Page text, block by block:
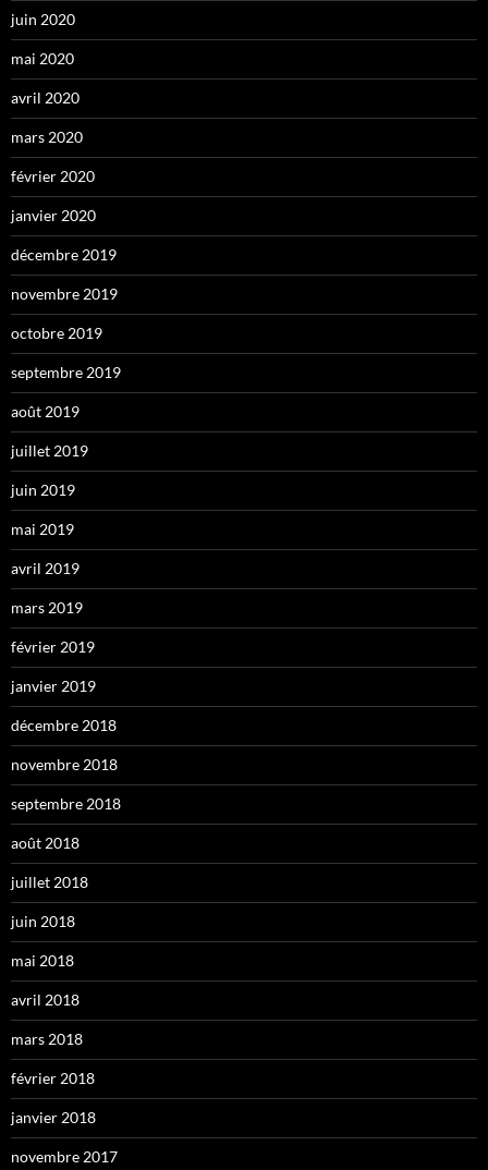
juin 2020
mai 2020
avril 2020
mars 2020
février 2020
janvier 2020
décembre 2019
novembre 2019
octobre 2019
septembre 2019
août 2019
juillet 2019
juin 2019
mai 2019
avril 2019
mars 2019
février 2019
janvier 2019
décembre 2018
novembre 2018
septembre 2018
août 2018
juillet 2018
juin 2018
mai 2018
avril 2018
mars 2018
février 2018
janvier 2018
novembre 2017